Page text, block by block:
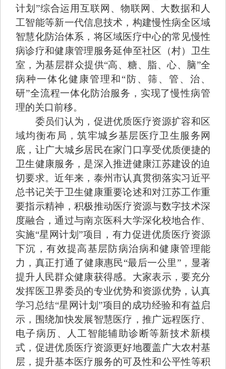
计划”综合运用互联网、物联网、大数据和人
工智能等新一代信息技术，构建慢性病全区域
智慧化防治体系，将区域医疗中心的常见慢性
病诊疗和健康管理服务延伸至社区（村）卫生
室，为基层群众提供“高、糖、脂、心、脑”全
病种一体化健康管理和“防、筛、管、治、
研”全流程一体化防治服务，实现了慢性病管
理的关口前移。
委员们认为，促进优质医疗资源扩容和区
域均衡布局，筑牢城乡基层医疗卫生服务网
底，让广大城乡居民在家门口享受优质便捷的
卫生健康服务，是深入推进健康江苏建设的迫
切要求。近年来，泰州市认真贯彻落实习近平
总书记关于卫生健康重要论述和对江苏工作重
要指示精神，积极推动医疗资源与数字技术深
度融合，通过与南京医科大学深化校地合作、
实施“星网计划”项目，有力促进优质医疗资源
下沉，有效提高基层防病治病和健康管理能
力，真正打通了健康惠民“最后一公里”，显著
提升人民群众健康获得感。大家表示，要充分
发挥医卫界委员的专业优势和资源优势，认真
学习总结“星网计划”项目的成功经验和有益启
示，围绕加快发展智慧医疗，推广远程医疗、
电子病历、人工智能辅助诊断等新技术新模
式，促进优质医疗资源更好地覆盖广大农村基
层，提升基本医疗服务的可及性和公平性等积